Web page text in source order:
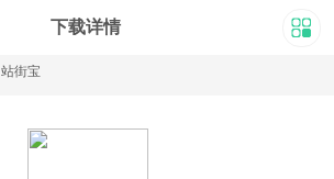
下载详情
站街宝